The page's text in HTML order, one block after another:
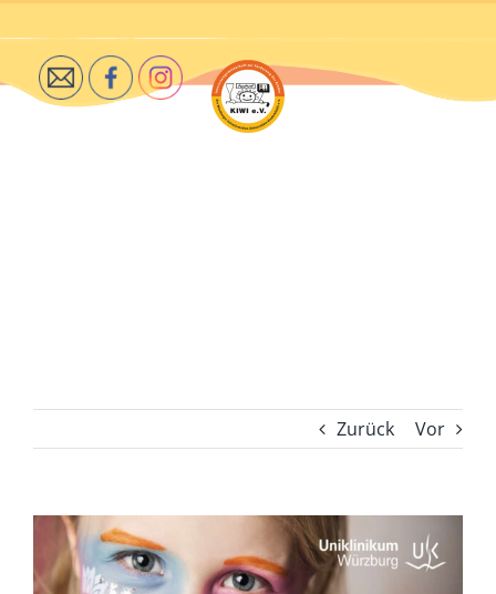
Inhalt
springen
Zurück Vor
Zeige
grösseres